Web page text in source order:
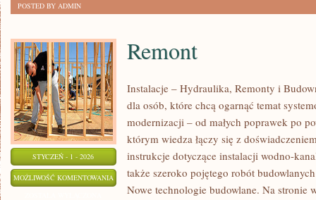
POSTED BY ADMIN
STYCZEŃ - 1 - 2026
MOŻLIWOŚĆ KOMENTOWANIA REMONT
Remont
Instalacje – Hydraulika, Remonty i
dla osób, które chcą ogarnąć temat
modernizacji – od małych poprawek po
którym wiedza łączy się z
instrukcje dotyczące instalacji wodno-
także szeroko pojętego robót
Nowe technologie budowlane. Na stronie